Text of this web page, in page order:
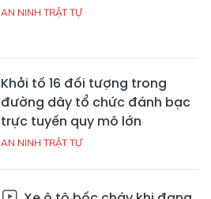
AN NINH TRẬT TỰ
Khởi tố 16 đối tượng trong
đường dây tổ chức đánh bạc
trực tuyến quy mô lớn
AN NINH TRẬT TỰ